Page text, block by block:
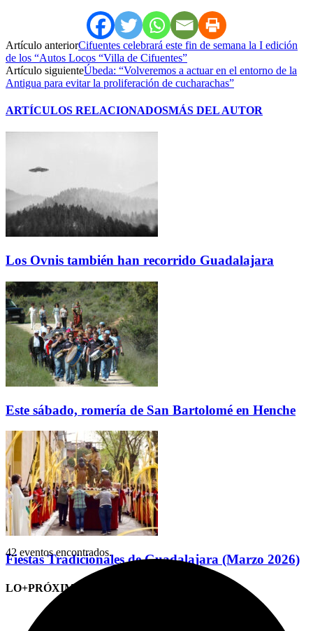
Artículo anteriorCifuentes celebrará este fin de semana la I edición
de los “Autos Locos “Villa de Cifuentes”
Artículo siguienteÚbeda: “Volveremos a actuar en el entorno de la
Antigua para evitar la proliferación de cucharachas”
ARTÍCULOS RELACIONADOSMÁS DEL AUTOR
Los Ovnis también han recorrido Guadalajara
Este sábado, romería de San Bartolomé en Henche
Fiestas Tradicionales de Guadalajara (Marzo 2026)
LO+PRÓXIMO (CITAS)
42 eventos encontrados.